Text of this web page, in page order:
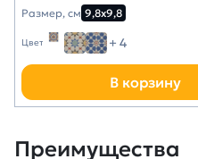
Размер, см 9,8х9,8
Цвет + 4
В корзину
Преимущества